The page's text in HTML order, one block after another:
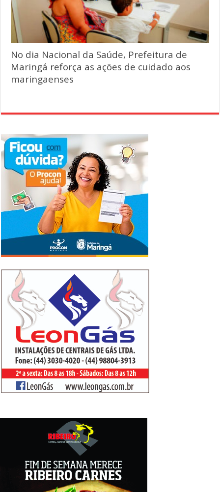
No dia Nacional da Saúde, Prefeitura de
Maringá reforça as ações de cuidado aos
maringaenses